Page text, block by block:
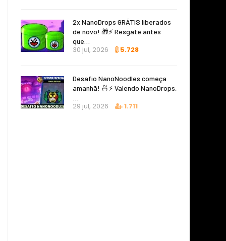
2x NanoDrops GRÁTIS liberados
de novo! 🎁⚡ Resgate antes
que…
30 jul, 2026 5.728
Desafio NanoNoodles começa
amanhã! 🍜⚡ Valendo NanoDrops,
29 jul, 2026 1.711